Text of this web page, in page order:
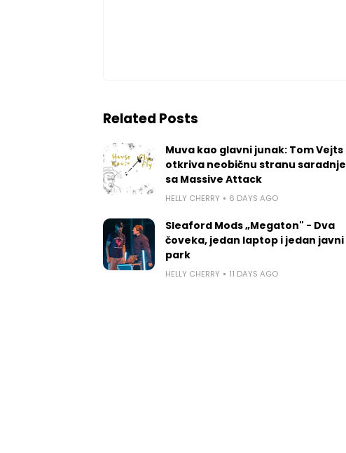
Related Posts
Muva kao glavni junak: Tom Vejts
otkriva neobičnu stranu saradnje
sa Massive Attack
HELLY CHERRY 6 DAYS AGO
Sleaford Mods „Megaton" - Dva
čoveka, jedan laptop i jedan javni
park
HELLY CHERRY 11 DAYS AGO